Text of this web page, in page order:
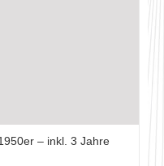
– inkl. 3 Jahre